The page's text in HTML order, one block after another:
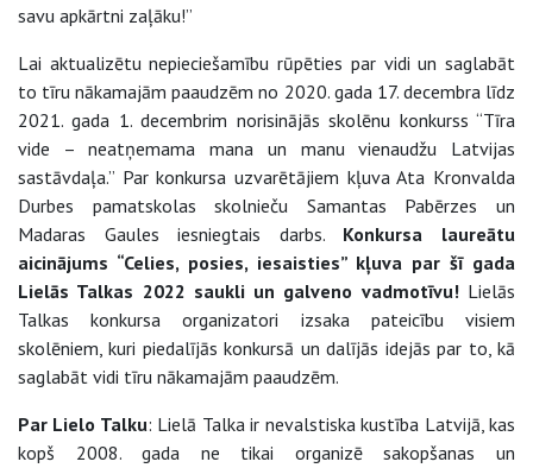
savu apkārtni zaļāku!”
Lai aktualizētu nepieciešamību rūpēties par vidi un saglabāt
to tīru nākamajām paaudzēm no 2020. gada 17. decembra līdz
2021. gada 1. decembrim norisinājās skolēnu konkurss “Tīra
vide – neatņemama mana un manu vienaudžu Latvijas
sastāvdaļa.” Par konkursa uzvarētājiem kļuva Ata Kronvalda
Durbes pamatskolas skolnieču Samantas Pabērzes un
Madaras Gaules iesniegtais darbs. Konkursa laureātu
aicinājums “Celies, posies, iesaisties” kļuva par šī gada
Lielās Talkas 2022 saukli un galveno vadmotīvu!Lielās
Talkas konkursa organizatori izsaka pateicību visiem
skolēniem, kuri piedalījās konkursā un dalījās idejās par to, kā
saglabāt vidi tīru nākamajām paaudzēm.
Par Lielo Talku: Lielā Talka ir nevalstiska kustība Latvijā, kas
kopš 2008. gada ne tikai organizē sakopšanas un